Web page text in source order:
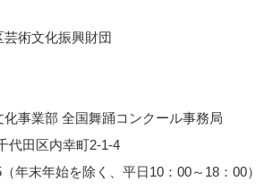
術文化振興財団
事業部 全国舞踊コンクール事務局
代田区内幸町2-1-4
年末年始を除く、平日10：00～18：00）